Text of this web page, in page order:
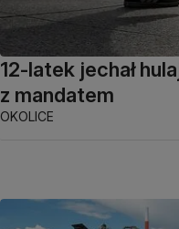
12-latek jechał
z mandatem
OKOLICE